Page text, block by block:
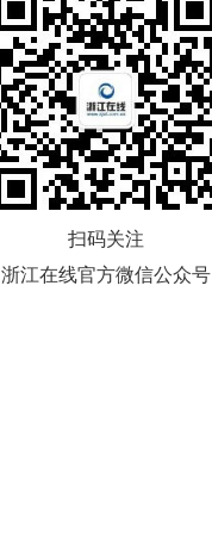
扫码关注
浙江在线官方微信公众号